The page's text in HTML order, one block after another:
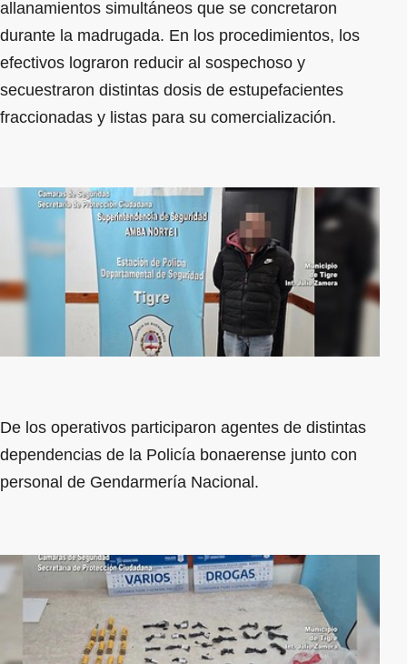
allanamientos simultáneos que se concretaron
durante la madrugada. En los procedimientos, los
efectivos lograron reducir al sospechoso y
secuestraron distintas dosis de estupefacientes
fraccionadas y listas para su comercialización.
De los operativos participaron agentes de distintas
dependencias de la Policía bonaerense junto con
personal de Gendarmería Nacional.